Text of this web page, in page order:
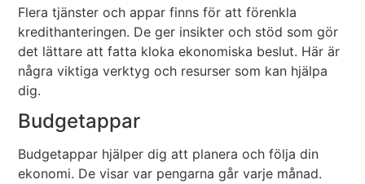
Flera tjänster och appar finns för att förenkla
kredithanteringen. De ger insikter och stöd som gör
det lättare att fatta kloka ekonomiska beslut. Här är
några viktiga verktyg och resurser som kan hjälpa
dig.
Budgetappar
Budgetappar hjälper dig att planera och följa din
ekonomi. De visar var pengarna går varje månad.